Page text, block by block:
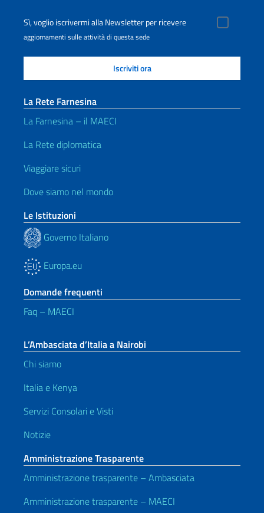
Sì, voglio iscrivermi alla Newsletter per ricevere
aggiornamenti sulle attività di questa sede
La Rete Farnesina
La Farnesina – il MAECI
La Rete diplomatica
Viaggiare sicuri
Dove siamo nel mondo
Le Istituzioni
Governo Italiano
Europa.eu
Domande frequenti
Faq – MAECI
L’Ambasciata d’Italia a Nairobi
Chi siamo
Italia e Kenya
Servizi Consolari e Visti
Notizie
Amministrazione Trasparente
Amministrazione trasparente – Ambasciata
Amministrazione trasparente – MAECI